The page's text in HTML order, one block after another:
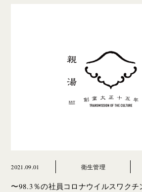
2021.09.01 衛生管理
〜98.3％の社員コロナウイルスワクチ